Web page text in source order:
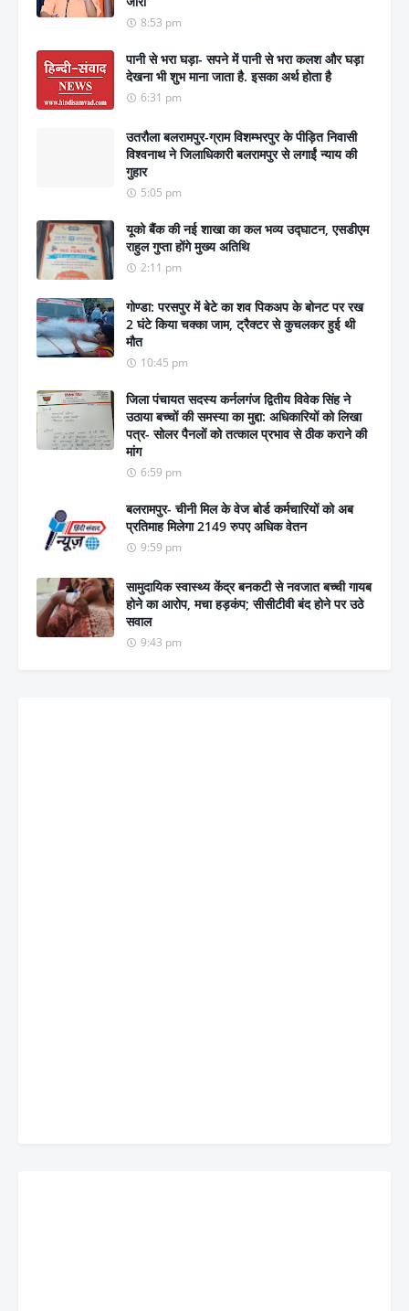
8:53 pm
पानी से भरा घड़ा- सपने में पानी से भरा कलश और घड़ा
देखना भी शुभ माना जाता है. इसका अर्थ होता है
6:31 pm
उतरौला बलरामपुर-ग्राम विशम्भरपुर के पीड़ित निवासी
विश्वनाथ ने जिलाधिकारी बलरामपुर से लगाईं न्याय की
गुहार
5:05 pm
यूको बैंक की नई शाखा का कल भव्य उद्घाटन, एसडीएम
राहुल गुप्ता होंगे मुख्य अतिथि
2:11 pm
गोण्डा: परसपुर में बेटे का शव पिकअप के बोनट पर रख
2 घंटे किया चक्का जाम, ट्रैक्टर से कुचलकर हुई थी
मौत
10:45 pm
जिला पंचायत सदस्य कर्नलगंज द्वितीय विवेक सिंह ने
उठाया बच्चों की समस्या का मुद्दा: अधिकारियों को लिखा
पत्र- सोलर पैनलों को तत्काल प्रभाव से ठीक कराने की
मांग
6:59 pm
बलरामपुर- चीनी मिल के वेज बोर्ड कर्मचारियों को अब
प्रतिमाह मिलेगा 2149 रुपए अधिक वेतन
9:59 pm
सामुदायिक स्वास्थ्य केंद्र बनकटी से नवजात बच्ची गायब
होने का आरोप, मचा हड़कंप; सीसीटीवी बंद होने पर उठे
सवाल
9:43 pm